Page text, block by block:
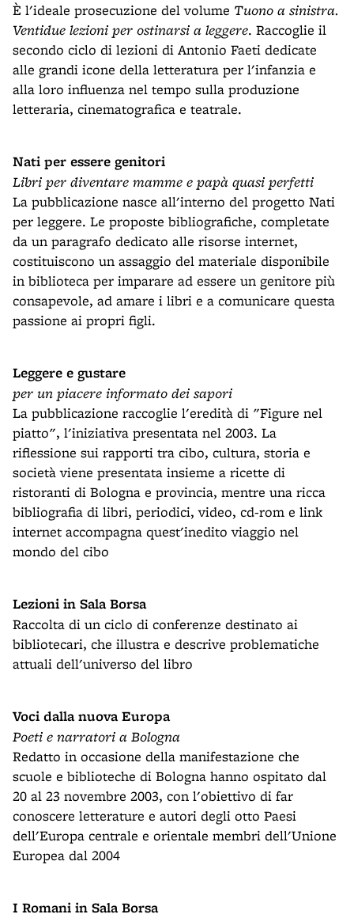
È l'ideale prosecuzione del volume Tuono a sinistra.
Ventidue lezioni per ostinarsi a leggere. Raccoglie il
secondo ciclo di lezioni di Antonio Faeti dedicate
alle grandi icone della letteratura per l'infanzia e
alla loro influenza nel tempo sulla produzione
letteraria, cinematografica e teatrale.
Nati per essere genitori
Libri per diventare mamme e papà quasi perfetti
La pubblicazione nasce all'interno del progetto Nati
per leggere. Le proposte bibliografiche, completate
da un paragrafo dedicato alle risorse internet,
costituiscono un assaggio del materiale disponibile
in biblioteca per imparare ad essere un genitore più
consapevole, ad amare i libri e a comunicare questa
passione ai propri figli.
Leggere e gustare
per un piacere informato dei sapori
La pubblicazione raccoglie l'eredità di "Figure nel
piatto", l'iniziativa presentata nel 2003. La
riflessione sui rapporti tra cibo, cultura, storia e
società viene presentata insieme a ricette di
ristoranti di Bologna e provincia, mentre una ricca
bibliografia di libri, periodici, video, cd-rom e link
internet accompagna quest'inedito viaggio nel
mondo del cibo
Lezioni in Sala Borsa
Raccolta di un ciclo di conferenze destinato ai
bibliotecari, che illustra e descrive problematiche
attuali dell'universo del libro
Voci dalla nuova Europa
Poeti e narratori a Bologna
Redatto in occasione della manifestazione che
scuole e biblioteche di Bologna hanno ospitato dal
20 al 23 novembre 2003, con l'obiettivo di far
conoscere letterature e autori degli otto Paesi
dell'Europa centrale e orientale membri dell'Unione
Europea dal 2004
I Romani in Sala Borsa